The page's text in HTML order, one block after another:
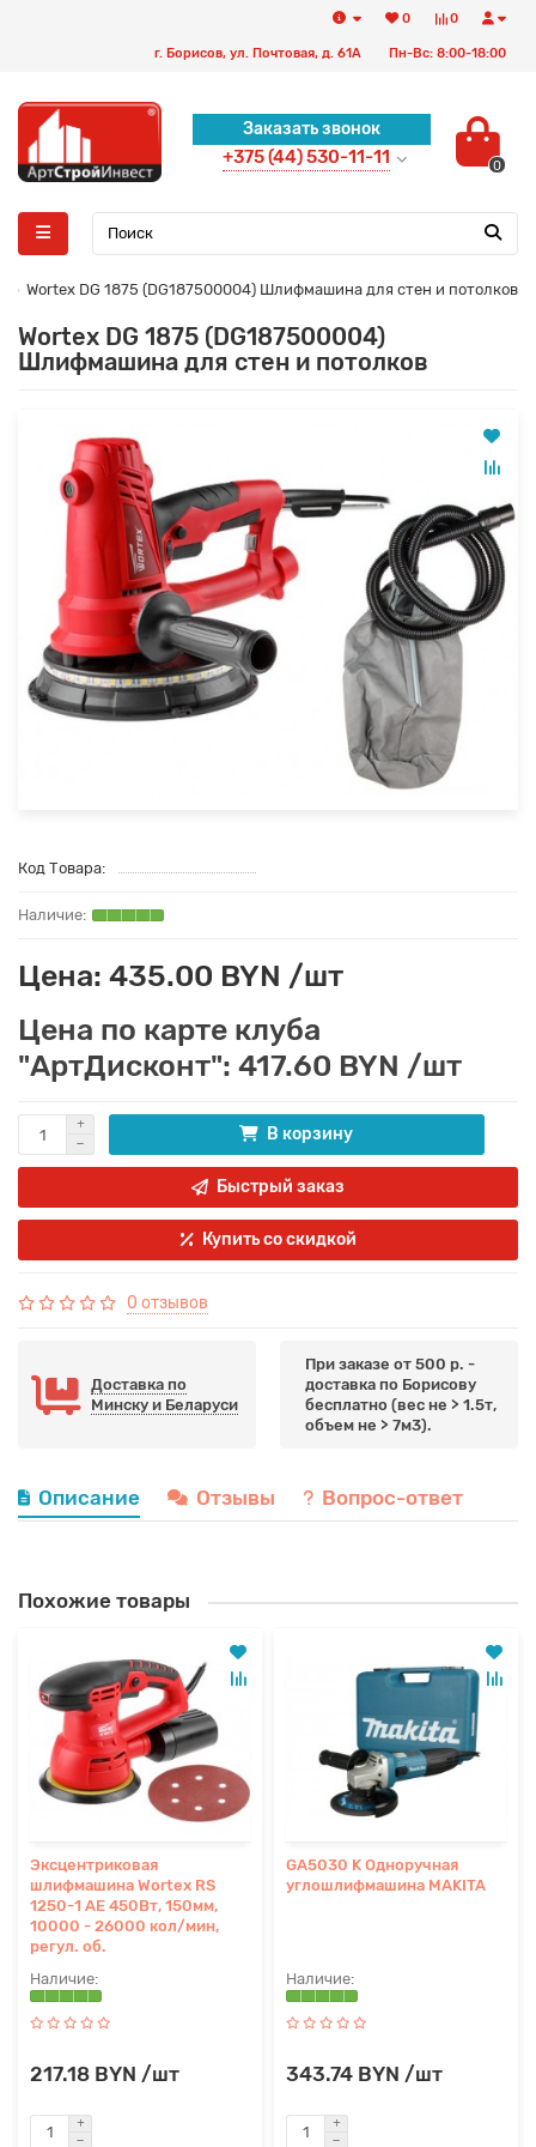
0
0
г. Борисов, ул. Почтовая, д. 61А Пн-Вс: 8:00-18:00
Заказать звонок
+375 (44) 530-11-11 0
Wortex DG 1875 (DG187500004) Шлифмашина для стен и потолков
Wortex DG 1875 (DG187500004)
Шлифмашина для стен и потолков
Код Товара:
Цена: 435.00 BYN /шт
Цена по карте клуба
"АртДисконт": 417.60 BYN /шт
В корзину
Быстрый заказ
Купить со скидкой
0 отзывов
Доставка по
Минску и Беларуси
При заказе от 500 р. -
доставка по Борисову
бесплатно (вес не > 1.5т,
объем не > 7м3).
Описание Отзывы Вопрос-ответ
Похожие товары
Эксцентриковая
шлифмашина Wortex RS
1250-1 AE 450Вт, 150мм,
10000 - 26000 кол/мин,
регул. об.
217.18 BYN /шт
GA5030 K Одноручная
углошлифмашина MAKITA
343.74 BYN /шт